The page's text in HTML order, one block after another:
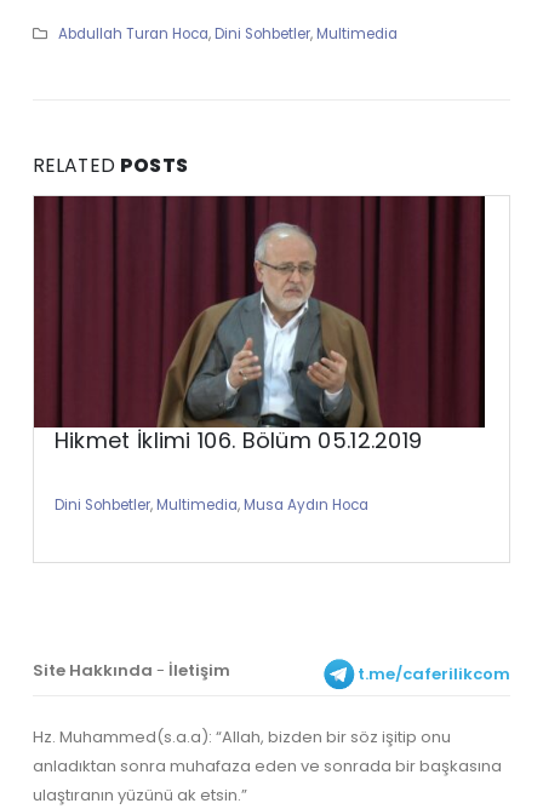
Abdullah Turan Hoca, Dini Sohbetler, Multimedia
RELATED POSTS
Hikmet İklimi 106. Bölüm 05.12.2019
Dini Sohbetler, Multimedia, Musa Aydın Hoca
Site Hakkında - İletişim t.me/caferilikcom
Hz. Muhammed(s.a.a): “Allah, bizden bir söz işitip onu
anladıktan sonra muhafaza eden ve sonrada bir başkasına
ulaştıranın yüzünü ak etsin.”